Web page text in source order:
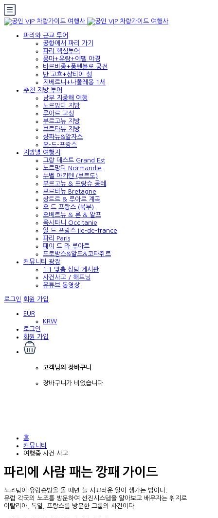
파리와 근교 투어
공항에서 파리 가기
파리 핵심투어
몽마+유람+에펠 야경
바르비종+퐁텐블로 궁전
반 고흐+샹티이 성
지베르니+나폴레옹 1세
추천 지방 투어
남부 지중해 여행
노르망디 지방
루아르 고성
부르고뉴 지방
브르타뉴 지방
샹파뉴&알자스
오-드-프랑스
지방별 여행지
그랑 데스트 Grand Est
노르망디 Normandie
누벨 아키텐 (보르도)
부르고뉴 & 프랑슈 콩테
브르타뉴 Bretagne
상트르 & 루아르 계곡
오 드 프랑스 (북부)
오베르뉴 & 론 & 알프
옥시타니 Occitanie
일 드 프랑스 Ile-de-france
파리 Paris
페이 드 라 루아르
프로방스&알프&코타쥐르
커뮤니티 광장
1:1 맞춤 상담 게시판
사건사고 / 해프닝
유튜브 동영상
로그인 회원 가입
EUR
KRW
로그인
회원 가입
고객님의 장바구니
장바구니가 비었습니다
홈
커뮤니티
여행중 사건 사고
파리에 사람 패는 깡패 가이드
노조팀이 유럽순방을 돌 때면 늘 시끄러운 일이 생가는 법이다.
유럽 각국의 노조를 방문하여 선진시스템을 알아보고 배우자는 취지로
이탈리아, 독일, 프랑스를 방문한 그룹의 사건이다.